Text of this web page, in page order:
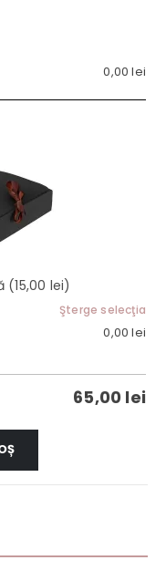
0,00lei
(15,00 lei)
Şterge selecţia
0,00lei
65,00 lei